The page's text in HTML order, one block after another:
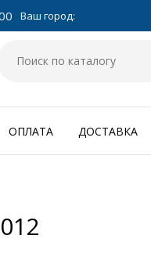
Ваш город:
ОПЛАТА ДОСТАВКА